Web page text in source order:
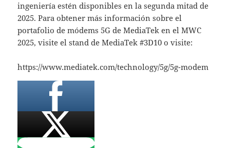
ingeniería estén disponibles en la segunda mitad de
2025. Para obtener más información sobre el
portafolio de módems 5G de MediaTek en el MWC
2025, visite el stand de MediaTek #3D10 o visite:
https://www.mediatek.com/technology/5g/5g-modem